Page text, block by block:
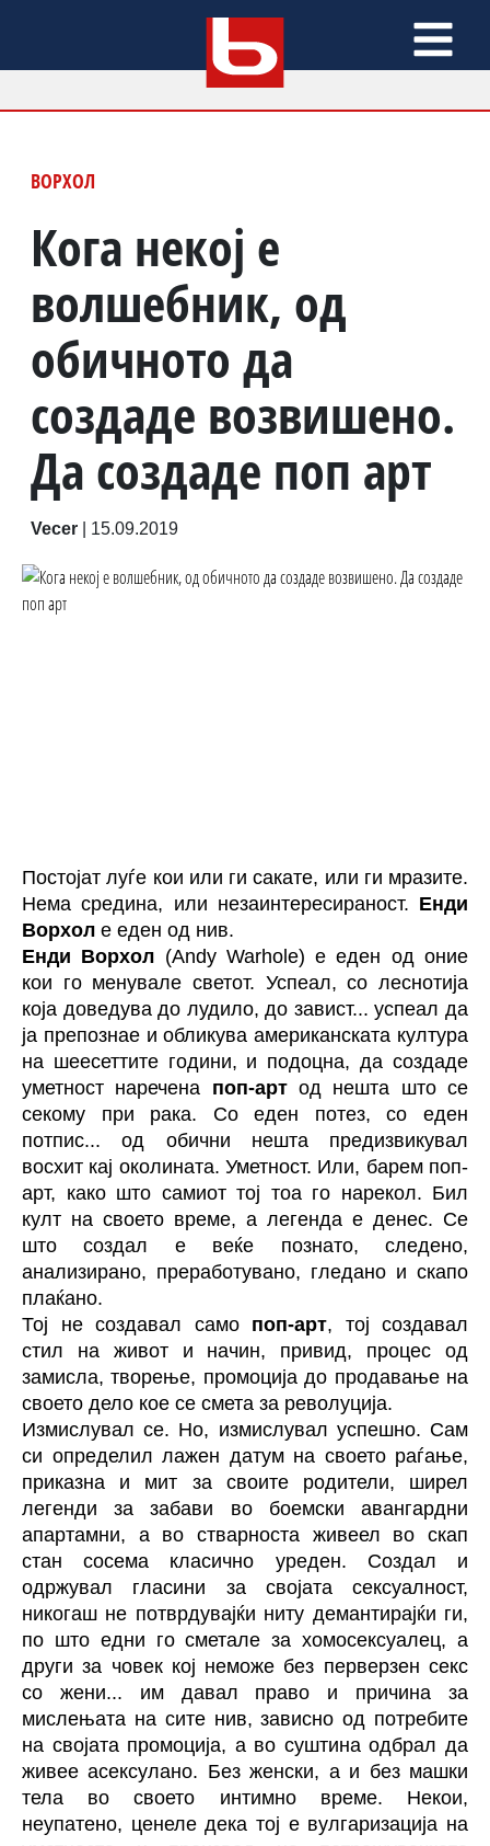
ВОРХОЛ
Кога некој е
волшебник, од
обичното да
создаде возвишено.
Да создаде поп арт
Vecer 15.09.2019
Постојат луѓе кои или ги сакате, или ги мразите.
Нема средина, или незаинтересираност. Енди
Ворхол е еден од нив.
Енди Ворхол (Andy Warholе) е еден од оние
кои го менувале светот. Успеал, со леснотија
која доведува до лудило, до завист... успеал да
ја препознае и обликува американската култура
на шеесеттите години, и подоцна, да создаде
уметност наречена поп-артод нешта што се
секому при рака. Со еден потез, со еден
потпис... од обични нешта предизвикувал
восхит кај околината. Уметност. Или, барем поп-
арт, како што самиот тој тоа го нарекол. Бил
култ на своето време, а легенда е денес. Се
што создал е веќе познато, следено,
анализирано, преработувано, гледано и скапо
плаќано.
Тој не создавал само поп-арт, тој создавал
стил на живот и начин, привид, процес од
замисла, творење, промоција до продавање на
своето дело кое се смета за револуција.
Измислувал се. Но, измислувал успешно. Сам
си определил лажен датум на своето раѓање,
приказна и мит за своите родители, ширел
легенди за забави во боемски авангардни
апартамни, а во стварноста живеел во скап
стан сосема класично уреден. Создал и
одржувал гласини за својата сексуалност,
никогаш не потврдувајќи ниту демантирајќи ги,
по што едни го сметале за хомосексуалец, а
други за човек кој неможе без перверзен секс
со жени... им давал право и причина за
мислењата на сите нив, зависно од потребите
на својата промоција, а во суштина одбрал да
живее асексулано. Без женски, а и без машки
тела во своето интимно време. Некои,
неупатено, ценеле дека тој е вулгаризација на